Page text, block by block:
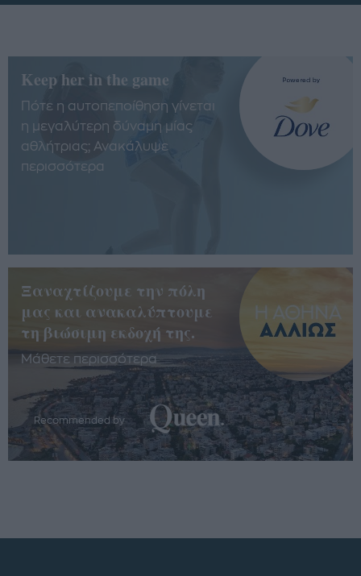
Keep her in the game
Πότε η αυτοπεποίθηση γίνεται
η μεγαλύτερη δύναμη μίας
αθλήτριας; Ανακάλυψε
περισσότερα
Ξαναχτίζουμε την πόλη
μας και ανακαλύπτουμε
τη βιώσιμη εκδοχή της.
Μάθετε περισσότερα
Recommended by